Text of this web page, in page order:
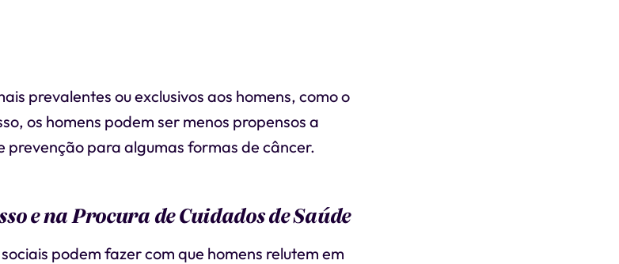
prevalentes ou exclusivos aos homens, como o
os homens podem ser menos propensos a
para algumas formas de câncer.
e na Procura de Cuidados de Saúde
podem fazer com que homens relutem em